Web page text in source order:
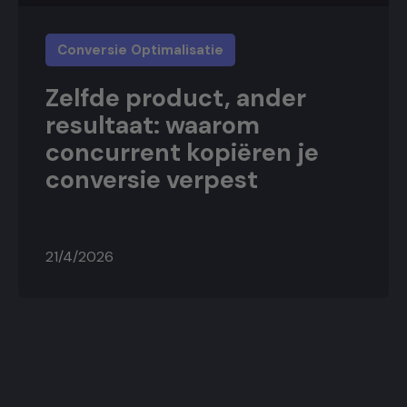
Conversie Optimalisatie
Zelfde product, ander
resultaat: waarom
concurrent kopiëren je
conversie verpest
21/4/2026